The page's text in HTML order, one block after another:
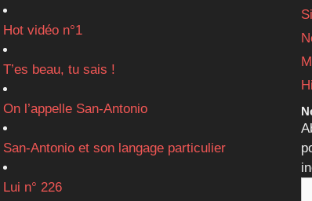
Hot vidéo n°1
T’es beau, tu sais !
On l’appelle San-Antonio
San-Antonio et son langage particulier
Lui n° 226